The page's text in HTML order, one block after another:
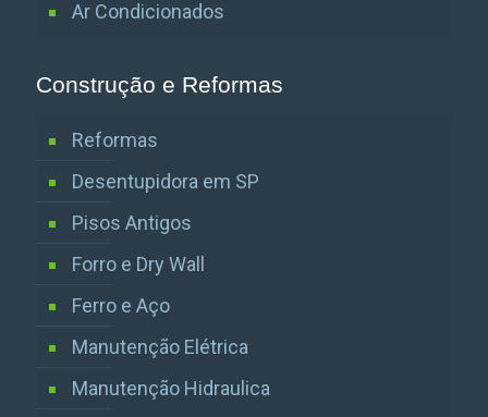
Ar Condicionados
Construção e Reformas
Reformas
Desentupidora em SP
Pisos Antigos
Forro e Dry Wall
Ferro e Aço
Manutenção Elétrica
Manutenção Hidraulica